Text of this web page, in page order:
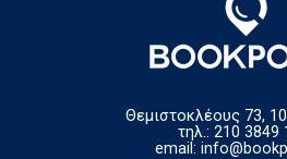
Θεμιστοκλέους 73,
τηλ.: 210 3849
email: